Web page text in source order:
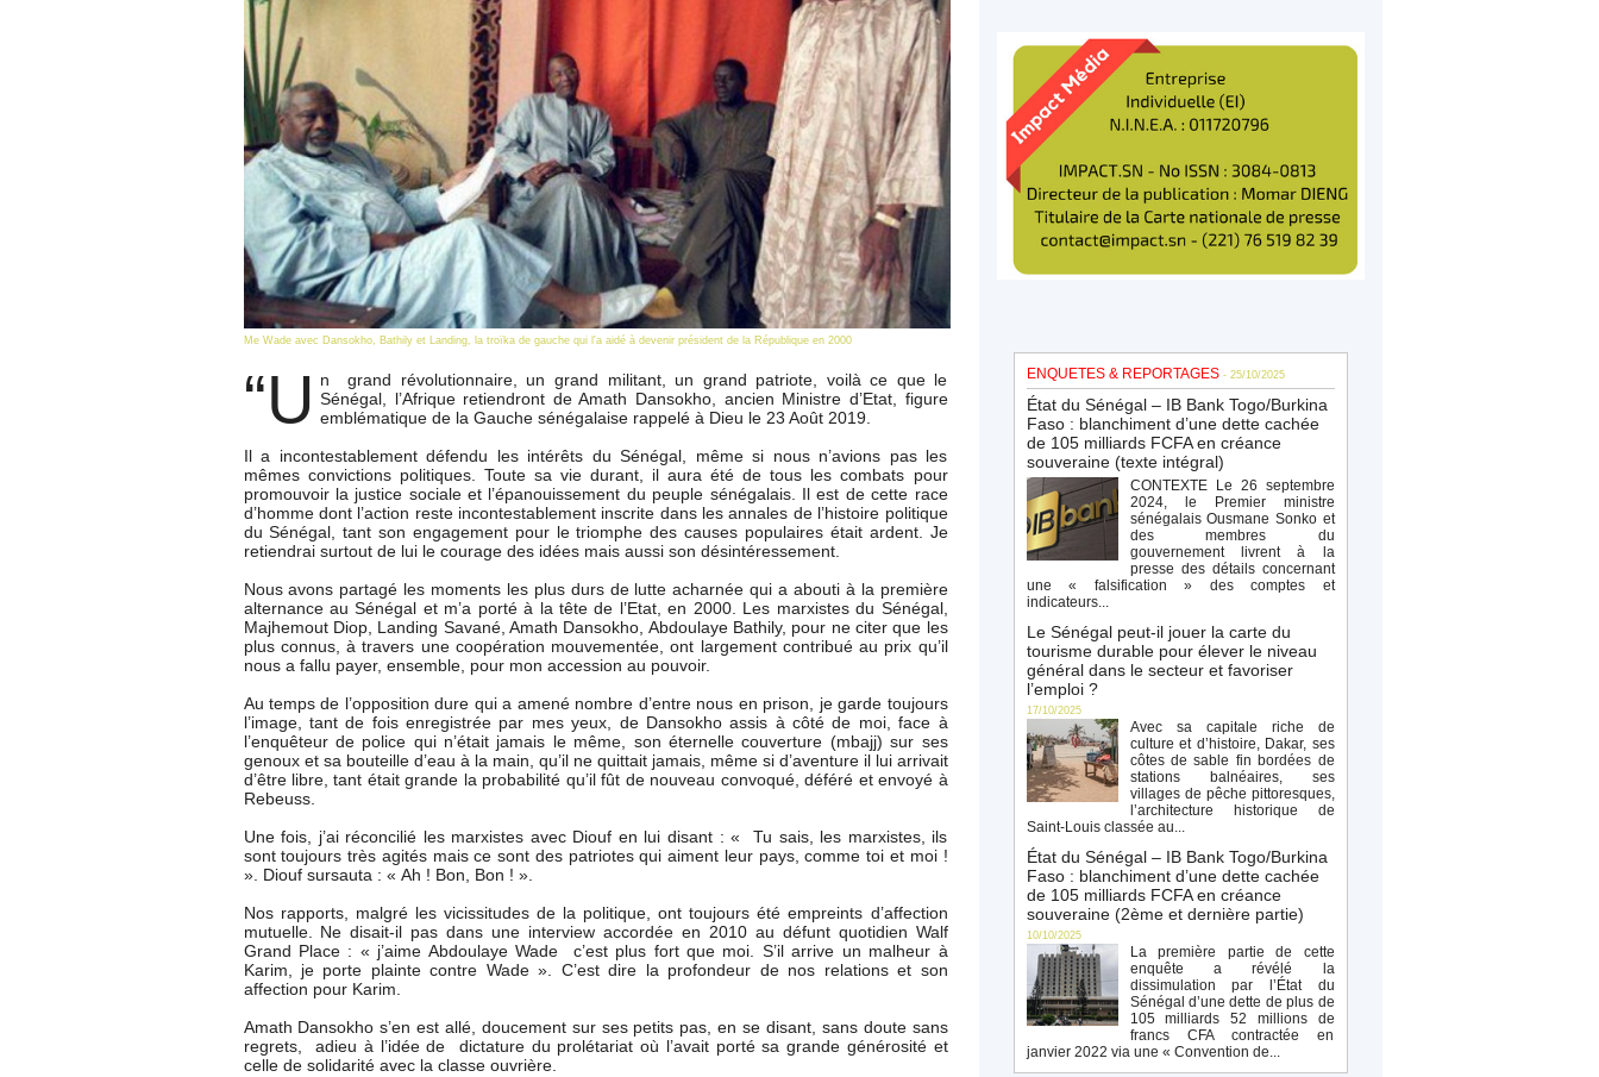
Me Wade avec Dansokho, Bathily et Landing, la troïka de gauche qui l'a aidé à devenir président de la République en 2000
“U n grand révolutionnaire, un grand militant, un grand patriote, voilà ce que le
Sénégal, l’Afrique retiendront de Amath Dansokho, ancien Ministre d’Etat, figure
emblématique de la Gauche sénégalaise rappelé à Dieu le 23 Août 2019.
Il a incontestablement défendu les intérêts du Sénégal, même si nous n’avions pas les
mêmes convictions politiques. Toute sa vie durant, il aura été de tous les combats pour
promouvoir la justice sociale et l’épanouissement du peuple sénégalais. Il est de cette race
d’homme dont l’action reste incontestablement inscrite dans les annales de l’histoire politique
du Sénégal, tant son engagement pour le triomphe des causes populaires était ardent. Je
retiendrai surtout de lui le courage des idées mais aussi son désintéressement.
Nous avons partagé les moments les plus durs de lutte acharnée qui a abouti à la première
alternance au Sénégal et m’a porté à la tête de l’Etat, en 2000. Les marxistes du Sénégal,
Majhemout Diop, Landing Savané, Amath Dansokho, Abdoulaye Bathily, pour ne citer que les
plus connus, à travers une coopération mouvementée, ont largement contribué au prix qu’il
nous a fallu payer, ensemble, pour mon accession au pouvoir.
Au temps de l’opposition dure qui a amené nombre d’entre nous en prison, je garde toujours
l’image, tant de fois enregistrée par mes yeux, de Dansokho assis à côté de moi, face à
l’enquêteur de police qui n’était jamais le même, son éternelle couverture (mbajj) sur ses
genoux et sa bouteille d’eau à la main, qu’il ne quittait jamais, même si d’aventure il lui arrivait
d’être libre, tant était grande la probabilité qu’il fût de nouveau convoqué, déféré et envoyé à
Rebeuss.
Une fois, j’ai réconcilié les marxistes avec Diouf en lui disant : « Tu sais, les marxistes, ils
sont toujours très agités mais ce sont des patriotes qui aiment leur pays, comme toi et moi !
». Diouf sursauta : « Ah ! Bon, Bon ! ».
Nos rapports, malgré les vicissitudes de la politique, ont toujours été empreints d’affection
mutuelle. Ne disait-il pas dans une interview accordée en 2010 au défunt quotidien Walf
Grand Place : « j’aime Abdoulaye Wade c’est plus fort que moi. S’il arrive un malheur à
Karim, je porte plainte contre Wade ». C’est dire la profondeur de nos relations et son
affection pour Karim.
Amath Dansokho s’en est allé, doucement sur ses petits pas, en se disant, sans doute sans
regrets, adieu à l’idée de dictature du prolétariat où l’avait porté sa grande générosité et
celle de solidarité avec la classe ouvrière.
ENQUETES & REPORTAGES - 25/10/2025
État du Sénégal – IB Bank Togo/Burkina
Faso : blanchiment d’une dette cachée
de 105 milliards FCFA en créance
souveraine (texte intégral)
CONTEXTE Le 26 septembre
2024, le Premier ministre
sénégalais Ousmane Sonko et
des membres du
gouvernement livrent à la
presse des détails concernant
une « falsification » des comptes et
indicateurs...
Le Sénégal peut-il jouer la carte du
tourisme durable pour élever le niveau
général dans le secteur et favoriser
l’emploi ?
17/10/2025
Avec sa capitale riche de
culture et d’histoire, Dakar, ses
côtes de sable fin bordées de
stations balnéaires, ses
villages de pêche pittoresques,
l’architecture historique de
Saint-Louis classée au...
État du Sénégal – IB Bank Togo/Burkina
Faso : blanchiment d’une dette cachée
de 105 milliards FCFA en créance
souveraine (2ème et dernière partie)
10/10/2025
La première partie de cette
enquête a révélé la
dissimulation par l’État du
Sénégal d’une dette de plus de
105 milliards 52 millions de
francs CFA contractée en
janvier 2022 via une « Convention de...